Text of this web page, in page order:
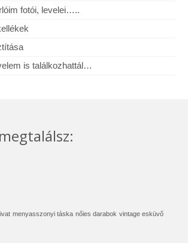
fotói, levelei…..
is találkozhattál…
menyasszonyi táska nőies darabok vintage esküvő